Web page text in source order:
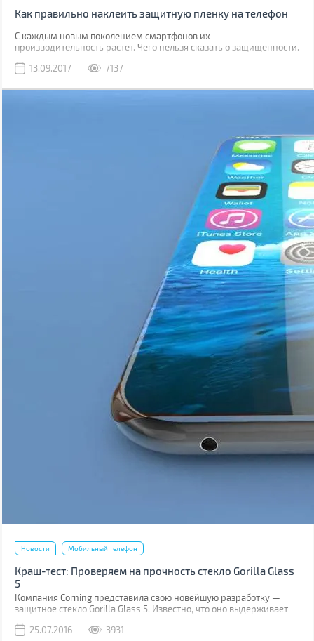
Как правильно наклеить защитную пленку на телефон
С каждым новым поколением смартфонов их
производительность растет. Чего нельзя сказать о защищенности.
водонепроницаемость, но все также уязвимы к механическим
13.09.2017 7137
Новости Мобильный телефон
Краш-тест: Проверяем на прочность стекло Gorilla Glass
5
Компания Corning представила свою новейшую разработку —
защитное стекло Gorilla Glass 5. Известно, что оно выдерживает
Как правило, большинство из них происходит при фотосессиях
25.07.2016 3931